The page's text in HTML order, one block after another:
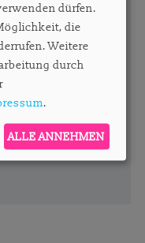
dürfen.
die
Weitere
durch
.
ALLE ANNEHMEN